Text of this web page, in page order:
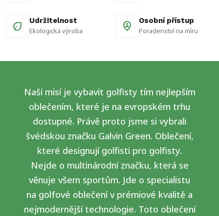
eco
Udržitelnost
Ekologická výroba
person_pin_circle
Osobní přístup
Poradenství na míru
Naší misí je vybavit golfisty tím nejlepším
oblečením, které je na evropském trhu
dostupné. Právě proto jsme si vybrali
švédskou značku Galvin Green. Oblečení,
které designují golfisti pro golfisty.
Nejde o multinárodní značku, která se
věnuje všem sportům. Jde o specialistu
na golfové oblečení v prémiové kvalitě a
nejmodernější technologie. Toto oblečení